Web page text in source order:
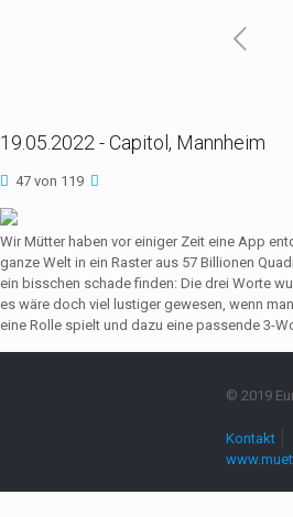
19.05.2022 - Capitol, Mannheim
47 von 119
Wir Mütter haben vor einiger Zeit eine App
ganze Welt in ein Raster aus 57 Billionen
ein bisschen schade finden: Die drei Worte
es wäre doch viel lustiger gewesen, wenn
eine Rolle spielt und dazu eine passende 3-
© 2019
Kontakt